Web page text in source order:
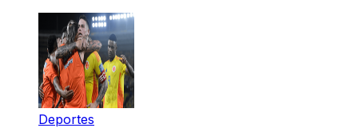
Deportes